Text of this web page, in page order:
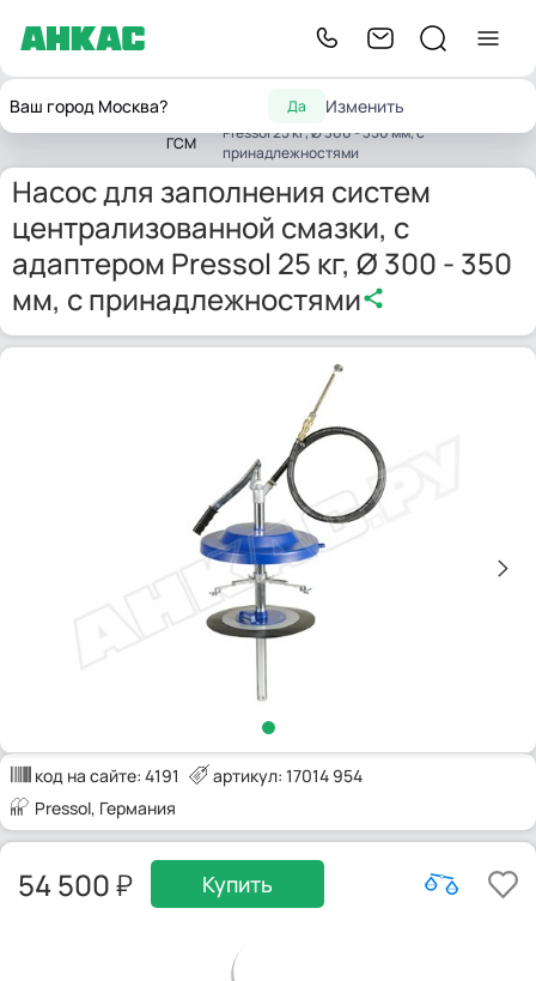
Ваш город Москва? Да Изменить
Главная
Насосы
ГСМ
централизованной смазки, с адаптером
Pressol 25 кг, Ø 300 - 350 мм, с
принадлежностями
Насос для заполнения систем
централизованной смазки, с
адаптером Pressol 25 кг, Ø 300 - 350
мм, с принадлежностями
код на сайте: 4191
артикул: 17014 954
Pressol, Германия
54 500 Купить